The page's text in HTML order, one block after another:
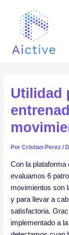
contenido
Utilidad
PorCristian Perez/
Con la plataforma
evaluamos 6
movimientos son
y para llevar a
satisfactoria.
implementado a
entradas